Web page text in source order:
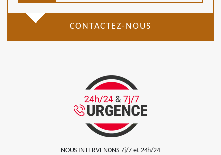
CONTACTEZ-NOUS
NOUS INTERVENONS 7j/7 et 24h/24